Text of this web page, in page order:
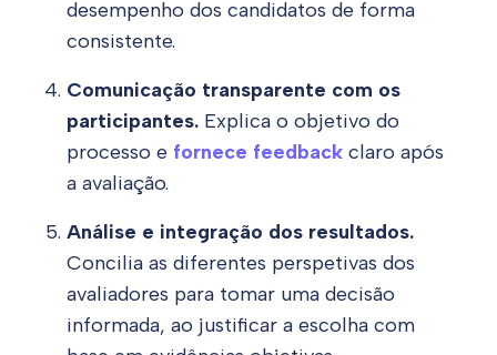
desempenho dos candidatos de forma
consistente.
Comunicação transparente com os
participantes. Explica o objetivo do
processo e fornece feedback claro após
a avaliação.
Análise e integração dos resultados.
Concilia as diferentes perspetivas dos
avaliadores para tomar uma decisão
informada, ao justificar a escolha com